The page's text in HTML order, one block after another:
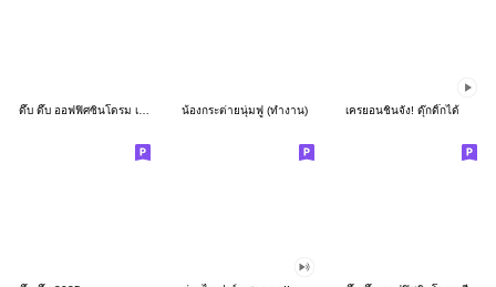
ดึ๊บ ดึ๊บ ออฟฟิศซินโดรม เก้า น้องกระต่ายนุ่มฟู (ทำงาน) เครยอนชินจัง! ดุ๊กดิ๊กได้